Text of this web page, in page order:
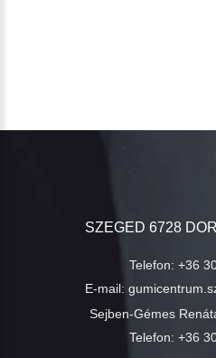
SZEGED 6728
Telefon: +36
E-mail:
Sejben-Gémes
Telefon: +36